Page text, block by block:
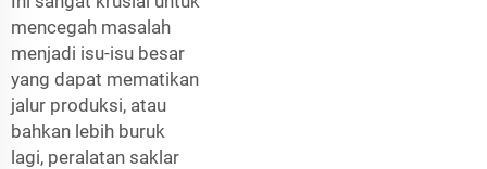
mencegah masalah
menjadi isu-isu besar
yang dapat mematikan
jalur produksi, atau
bahkan lebih buruk
lagi, peralatan saklar